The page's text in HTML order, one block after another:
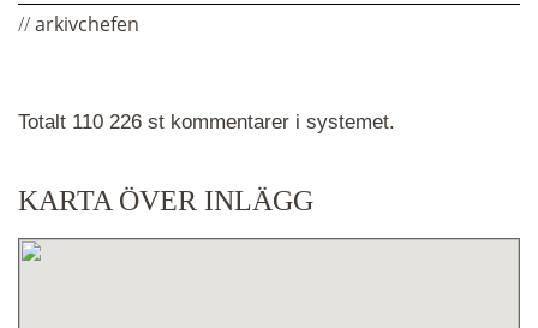
Totalt 110 226 st kommentarer i systemet.
KARTA ÖVER INLÄGG
//arkivchefen